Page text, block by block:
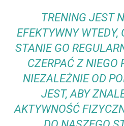
TRENING JEST
EFEKTYWNY
STANIE GO
CZERPAĆ Z NIEGO
NIEZALEŻNIE OD
JEST, ABY
AKTYWNOŚĆ